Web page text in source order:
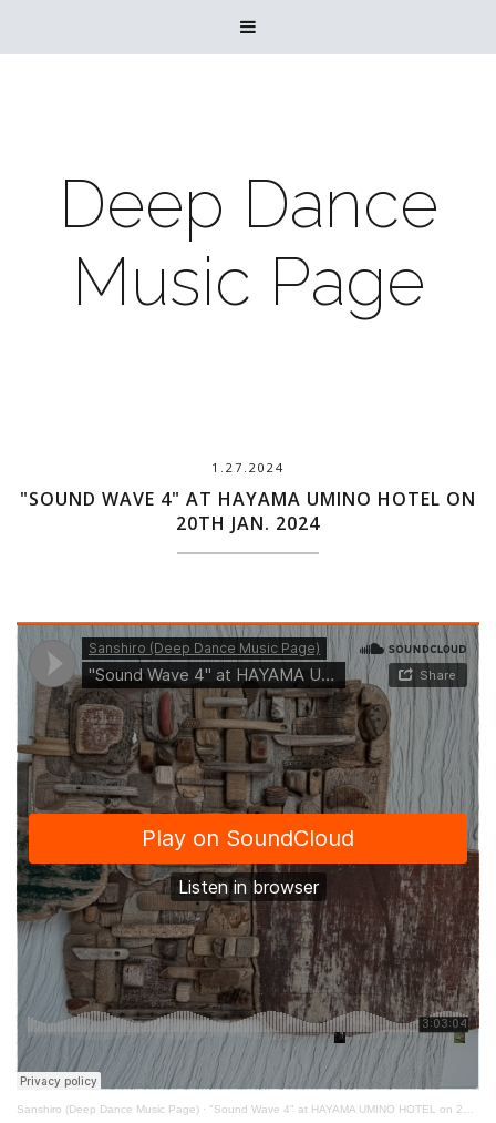

Deep Dance
Music Page
1.27.2024
"SOUND WAVE 4" AT HAYAMA UMINO HOTEL ON
20TH JAN. 2024
Sanshiro (Deep Dance Music Page) · "Sound Wave 4" at HAYAMA UMINO HOTEL on 20th Jan. 2024